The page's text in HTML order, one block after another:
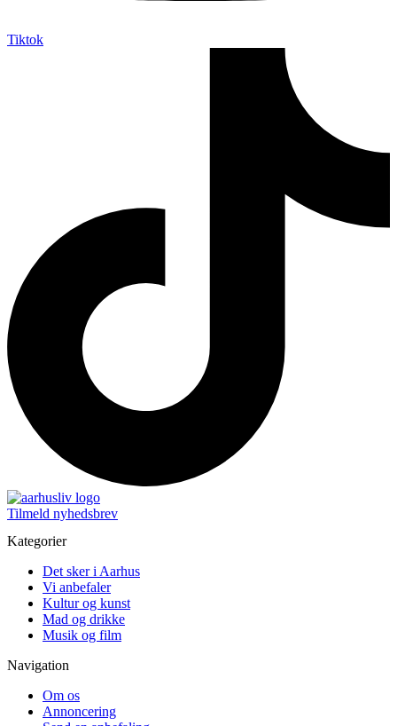
Tiktok
Tilmeld nyhedsbrev
Kategorier
Det sker i Aarhus
Vi anbefaler
Kultur og kunst
Mad og drikke
Musik og film
Navigation
Om os
Annoncering